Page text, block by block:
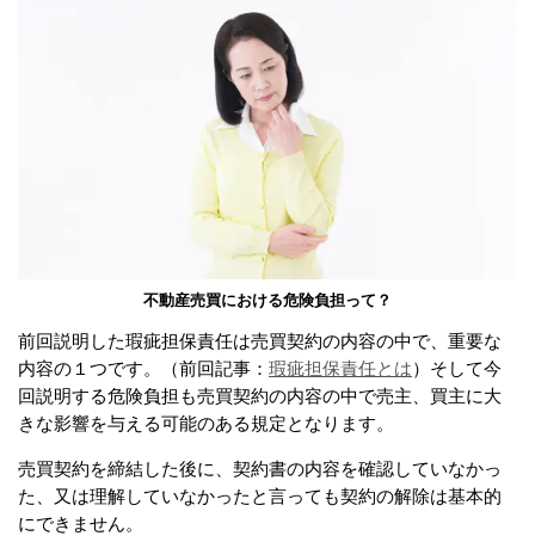
不動産売買における危険負担って？
前回説明した瑕疵担保責任は売買契約の内容の中で、重要な
内容の１つです。（前回記事： 瑕疵担保責任とは）そして今
回説明する危険負担も売買契約の内容の中で売主、買主に大
きな影響を与える可能のある規定となります。
売買契約を締結した後に、契約書の内容を確認していなかっ
た、又は理解していなかったと言っても契約の解除は基本的
にできません。